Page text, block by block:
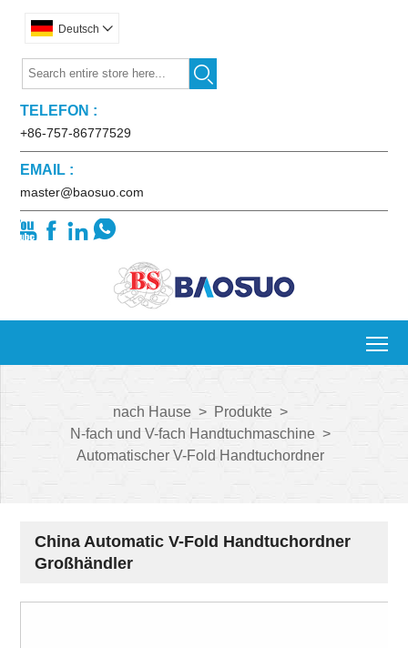
Deutsch 

TELEFON :
+86-757-86777529
EMAIL :
master@baosuo.com
   
nach Hause > Produkte >
N-fach und V-fach Handtuchmaschine >
Automatischer V-Fold Handtuchordner
China Automatic V-Fold Handtuchordner
Großhändler